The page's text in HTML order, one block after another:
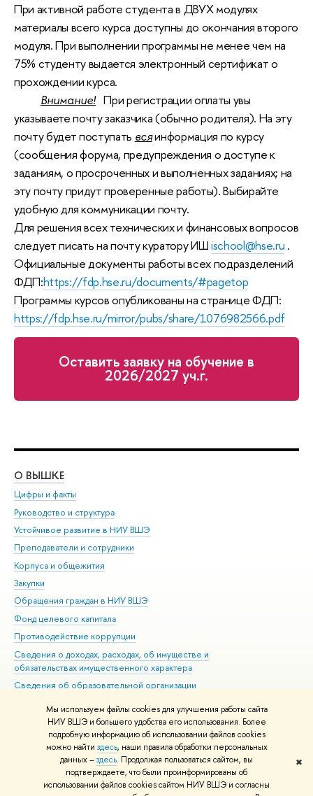
Мы используем файлы cookies для улучшения работы сайта
НИУ ВШЭ и большего удобства его использования. Более
подробную информацию об использовании файлов cookies
можно найти здесь, наши правила обработки персональных
данных –здесь. Продолжая пользоваться сайтом, вы
подтверждаете, что были проинформированы об
использовании файлов cookies сайтом НИУ ВШЭ и согласны
✖
При активной работе студента в ДВУХ модулях
материалы всего курса доступны до окончания второго
модуля. При выполнении программы не менее чем на
75% студенту выдается электронный сертификат о
прохождении курса.
Внимание! При регистрации оплаты увы
указываете почту заказчика (обычно родителя). На эту
почту будет поступать всяинформация по курсу
(сообщения форума, предупреждения о доступе к
заданиям, о просроченных и выполненных заданиях; на
эту почту придут проверенные работы). Выбирайте
удобную для коммуникации почту.
Для решения всех технических и финансовых вопросов
следует писать на почту куратору ИШischool@hse.ru .
Официальные документы работы всех подразделений
ФДП:https://fdp.hse.ru/documents/#pagetop
Программы курсов опубликованы на странице ФДП:
https://fdp.hse.ru/mirror/pubs/share/1076982566.pdf
Оставить заявку на обучение в
2026/2027 уч.г.
О ВЫШКЕ
Цифры и факты
Руководство и структура
Устойчивое развитие в НИУ ВШЭ
Преподаватели и сотрудники
Корпуса и общежития
Закупки
Обращения граждан в НИУ ВШЭ
Фонд целевого капитала
Противодействие коррупции
Сведения о доходах, расходах, об имуществе и
обязательствах имущественного характера
Сведения об образовательной организации
Людям с ограниченными возможностями здоровья
Единая платежная страница
Работа в Вышке
© НИУ ВШЭ 1993–2026 Адреса и контакты Условия использования